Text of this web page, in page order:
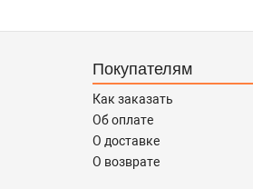
Покупателям
Как заказать
Об оплате
О доставке
О возврате